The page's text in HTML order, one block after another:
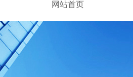
网站首页